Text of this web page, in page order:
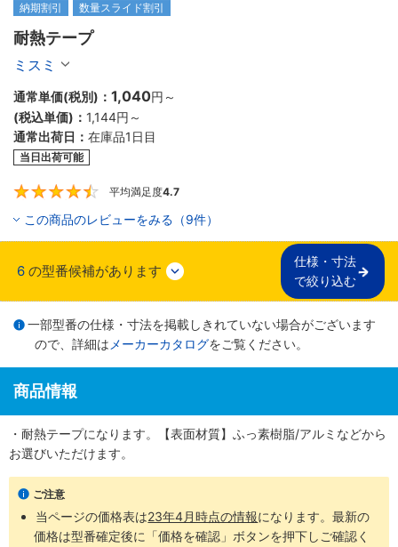
納期割引 数量スライド割引
耐熱テープ
ミスミ
通常単価(税別)： 1,040円 ～
(税込単価)： 1,144円 ～
通常出荷日： 在庫品1日目
当日出荷可能
平均満足度4.7
この商品のレビューをみる（9件）
6 の型番候補があります
仕様・寸法
で絞り込む
一部型番の仕様・寸法を掲載しきれていない場合がございます
ので、詳細は メーカーカタログをご覧ください。
商品情報
・耐熱テープになります。【表面材質】ふっ素樹脂/アルミなどから
お選びいただけます。
ご注意
当ページの価格表は23年4月時点の情報になります。最新の
価格は型番確定後に「価格を確認」ボタンを押下しご確認く